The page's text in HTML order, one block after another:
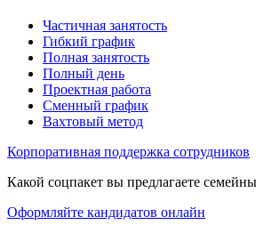
Частичная занятость
Гибкий график
Полная занятость
Полный день
Проектная работа
Сменный график
Вахтовый метод
Корпоративная поддержка сотрудников
Какой соцпакет вы предлагаете
Оформляйте кандидатов онлайн